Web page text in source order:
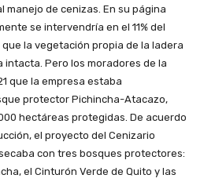
manejo de cenizas. En su página
se intervendría en el 11% del
la vegetación propia de la ladera
intacta. Pero los moradores de la
que la empresa estaba
protector Pichincha-Atacazo,
hectáreas protegidas. De acuerdo
el proyecto del Cenizario
con tres bosques protectores:
el Cinturón Verde de Quito y las